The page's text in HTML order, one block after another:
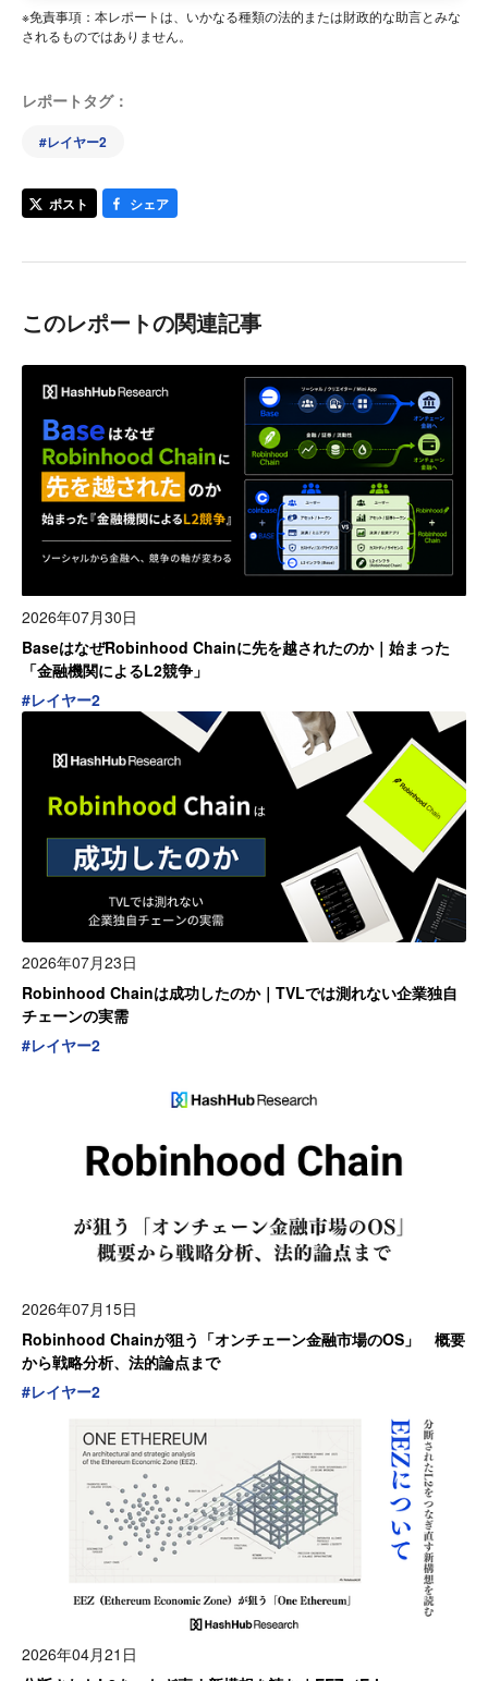
※免責事項：本レポートは、いかなる種類の法的または財政的な助言とみな
されるものではありません。
レポートタグ：
#レイヤー2
ポスト シェア
このレポートの関連記事
2026年07月30日
BaseはなぜRobinhood Chainに先を越されたのか｜始まった
「金融機関によるL2競争」
#レイヤー2
2026年07月23日
Robinhood Chainは成功したのか｜TVLでは測れない企業独自
チェーンの実需
#レイヤー2
2026年07月15日
Robinhood Chainが狙う「オンチェーン金融市場のOS」 概要
から戦略分析、法的論点まで
#レイヤー2
2026年04月21日